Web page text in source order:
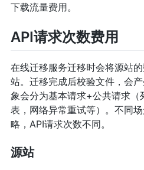
下载流量费用。
API请求次数费用
在线迁移服务迁移时会将源站
站。迁移完成后校验文件，会
象会分为基本请求+公共请求（
表，网络异常重试等）。不同
略，API请求次数不同。
源站